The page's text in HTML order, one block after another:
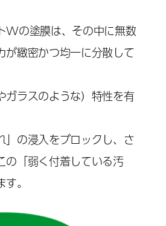
Wの塗膜は、その中に無数
が緻密かつ均一に分散して
ガラスのような）特性を有
」の浸入をブロックし、さ
の「弱く付着している汚
。